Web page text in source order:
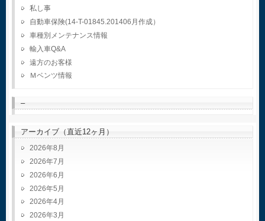
私し事
自動車保険(14-T-01845.201406月作成）
車種別メンテナンス情報
輸入車Q&A
遠方のお客様
Ｍベンツ情報
–
アーカイブ（直近12ヶ月）
2026年8月
2026年7月
2026年6月
2026年5月
2026年4月
2026年3月